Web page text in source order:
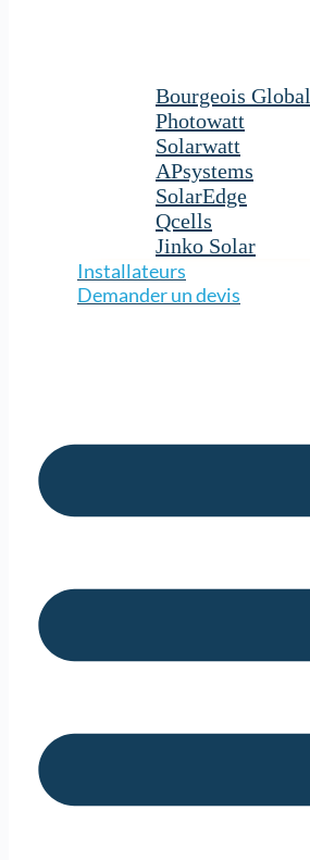
Bourgeois Global
Photowatt
Solarwatt
APsystems
SolarEdge
Qcells
Jinko Solar
Installateurs
Demander un devis